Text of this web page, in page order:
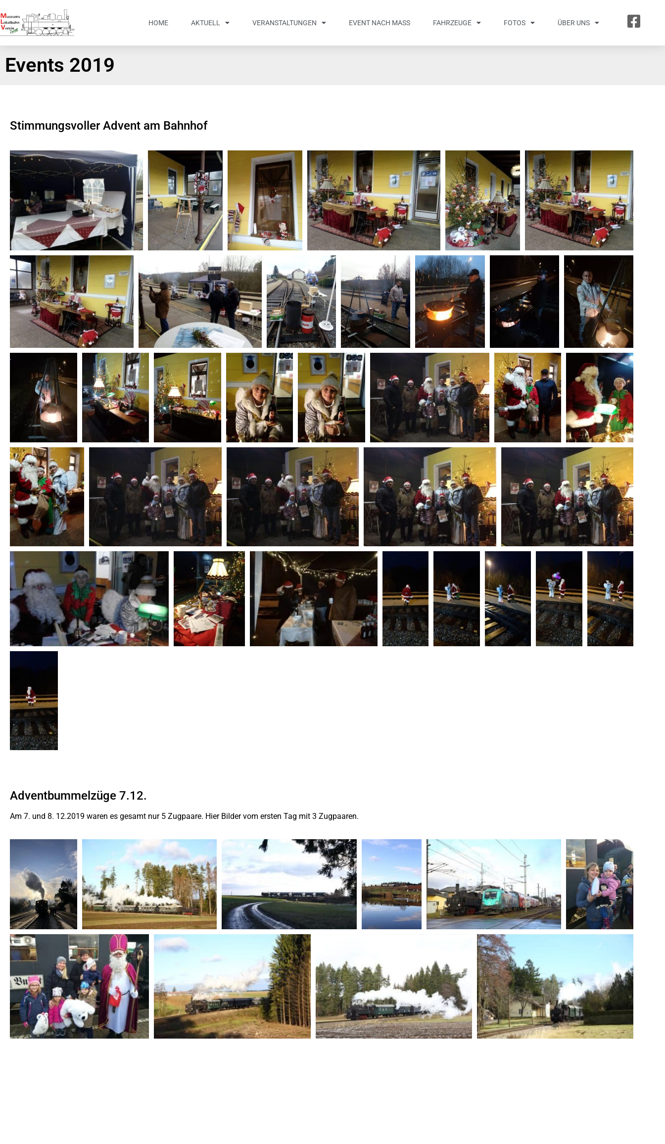
HOME AKTUELL VERANSTALTUNGEN EVENT NACH MASS FAHRZEUGE FOTOS ÜBER UNS
Events 2019
Stimmungsvoller Advent am Bahnhof
Adventbummelzüge 7.12.
Am 7. und 8. 12.2019 waren es gesamt nur 5 Zugpaare. Hier Bilder vom ersten Tag mit 3 Zugpaaren.